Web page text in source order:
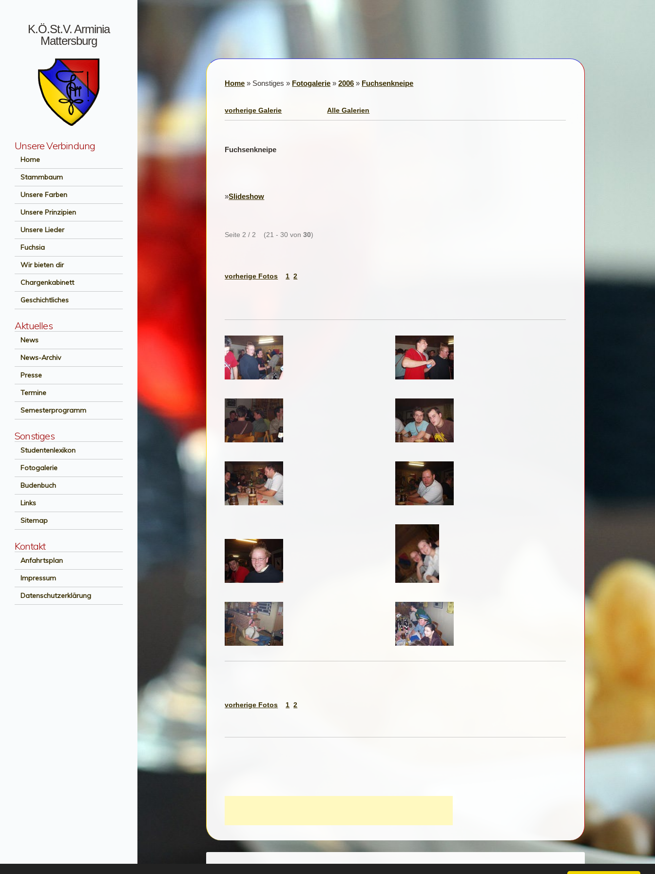
K.Ö.St.V. Arminia
Mattersburg
Menü +
Unsere Verbindung
Home
Stammbaum
Unsere Farben
Unsere Prinzipien
Unsere Lieder
Fuchsia
Wir bieten dir
Chargenkabinett
Geschichtliches
Aktuelles
News
News-Archiv
Presse
Termine
Semesterprogramm
Sonstiges
Studentenlexikon
Fotogalerie
Budenbuch
Links
Sitemap
Kontakt
Anfahrtsplan
Impressum
Datenschutzerklärung
Home » Sonstiges » Fotogalerie »2006 » Fuchsenkneipe
vorherige Galerie Alle Galerien
Fuchsenkneipe
»Slideshow
Seite 2 / 2 (21 - 30 von30)
vorherige Fotos 1 2
vorherige Fotos 1 2